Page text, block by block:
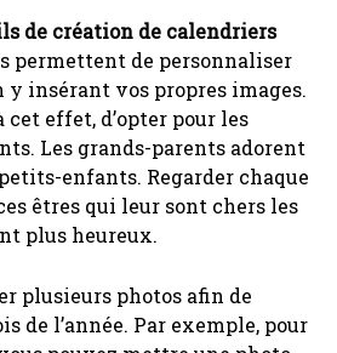
de création de calendriers
permettent de personnaliser
insérant vos propres images.
cet effet, d’opter pour les
Les grands-parents adorent
enfants. Regarder chaque
êtres qui leur sont chers les
plus heureux.
plusieurs photos afin de
de l’année. Par exemple, pour